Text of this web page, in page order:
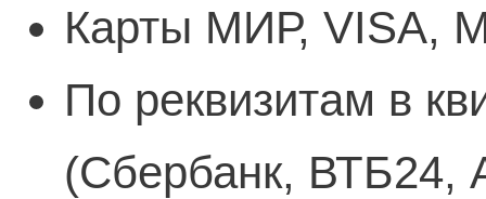
Карты МИР, VISA,
По реквизитам в
(Сбербанк, ВТБ24,